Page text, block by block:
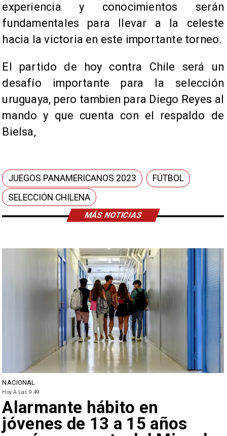
MÁS NOTICIAS
experiencia y conocimientos serán
fundamentales para llevar a la celeste
hacia la victoria en este importante torneo.
​El partido de hoy contra Chile será un
desafío importante para la selección
uruguaya, pero tambien para Diego Reyes al
mando y que cuenta con el respaldo de
Bielsa,
JUEGOS PANAMERICANOS 2023
FÚTBOL
SELECCIÓN CHILENA
NACIONAL
Hoy A Las 9:49
Alarmante hábito en
jóvenes de 13 a 15 años